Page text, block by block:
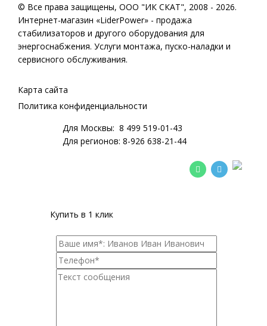
© Все права защищены, ООО "ИК СКАТ", 2008 - 2026.
Интернет-магазин «LiderPower» - продажа
стабилизаторов и другого оборудования для
энергоснабжения. Услуги монтажа, пуско-наладки и
сервисного обслуживания.
Карта сайта
Политика конфиденциальности
Для Москвы: 8 499 519-01-43
Для регионов: 8-926 638-21-44
Купить в 1 клик